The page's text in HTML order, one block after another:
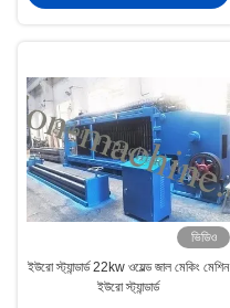
ভিডিও
ইউরো স্ট্যান্ডার্ড 22kw ওয়েল্ড জাল মেকিং মেশিন
ইউরো স্ট্যান্ডার্ড